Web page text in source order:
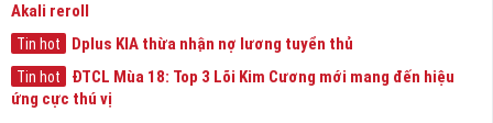
Akali reroll
Tin hot Dplus KIA thừa nhận nợ lương tuyển thủ
Tin hot
ĐTCL Mùa 18: Top 3 Lõi Kim Cương mới mang đến hiệu
ứng cực thú vị